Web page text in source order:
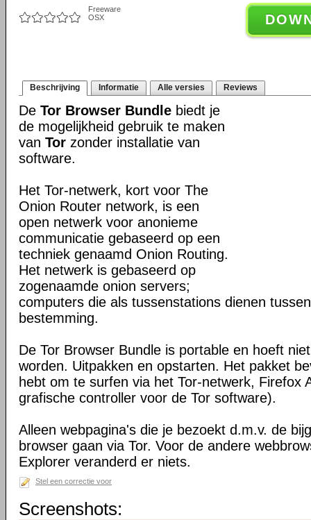
Freeware
OSX
Beschrijving Informatie Alle versies Reviews
De Tor Browser Bundle biedt je
de mogelijkheid gebruik te maken
van Tor zonder installatie van
software.
Het Tor-netwerk, kort voor The
Onion Router network, is een
open netwerk voor anonieme
communicatie gebaseerd op een
techniek genaamd Onion Routing.
Het netwerk is gebaseerd op
zogenaamde onion servers;
computers die als tussenstations dienen
bestemming.
De Tor Browser Bundle is portable en hoeft
worden. Uitpakken en opstarten. Het pakket
hebt om te surfen via het Tor-netwerk, Firefox
grafische controller voor de Tor software).
Alleen webpagina's die je bezoekt d.m.v. de
browser gaan via Tor. Voor de andere
Explorer veranderd er niets.
Stel een correctie voor
Screenshots: